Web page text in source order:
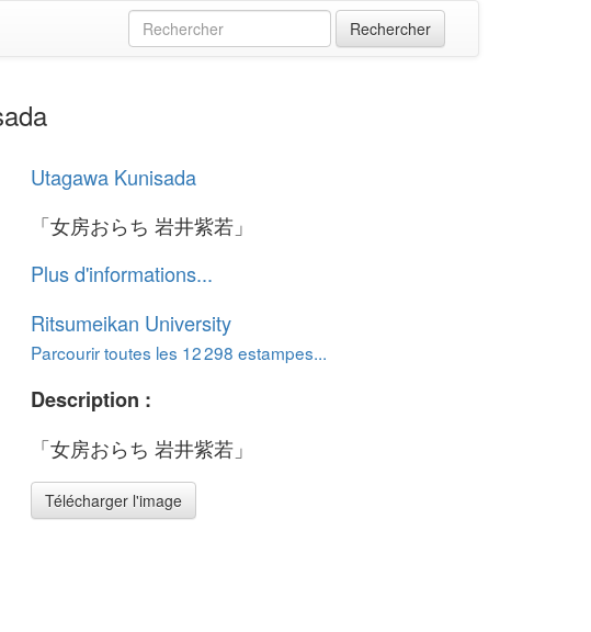
Utagawa Kunisada
「女房おらち 岩井紫若」
Plus d'informations...
Ritsumeikan University
Parcourir toutes les 12 298 estampes...
Description :
「女房おらち 岩井紫若」
Télécharger l'image